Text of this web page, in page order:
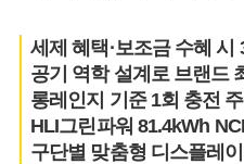
세제 혜택·보조금 수혜 시
공기 역학 설계로 브랜드
롱레인지 기준 1회 충전
HLI그린파워 81.4kWh
구단별 맞춤형 디스플레